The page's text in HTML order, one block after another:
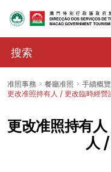
准照事務 餐廳准照
手續概覽
更改准照持有人 / 更改臨時經
更改准照持有
人